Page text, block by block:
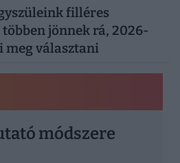
filléres
jönnek rá, 2026-
meg választani
módszere